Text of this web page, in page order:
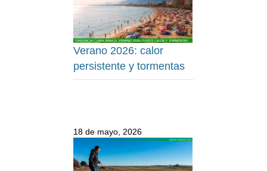
Verano 2026: calor
persistente y tormentas
18 de mayo, 2026